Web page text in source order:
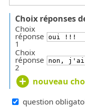
Choix réponses
Choix
réponse
1
Choix
réponse
2
nouveau
question